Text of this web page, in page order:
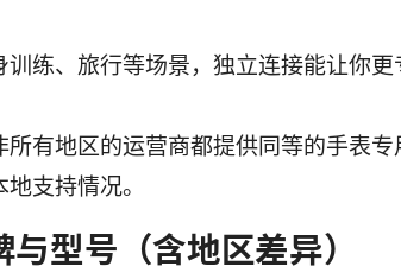
训练、旅行等场景，独立连接能让你
所有地区的运营商都提供同等的手表专
支持情况。
型号（含地区差异）